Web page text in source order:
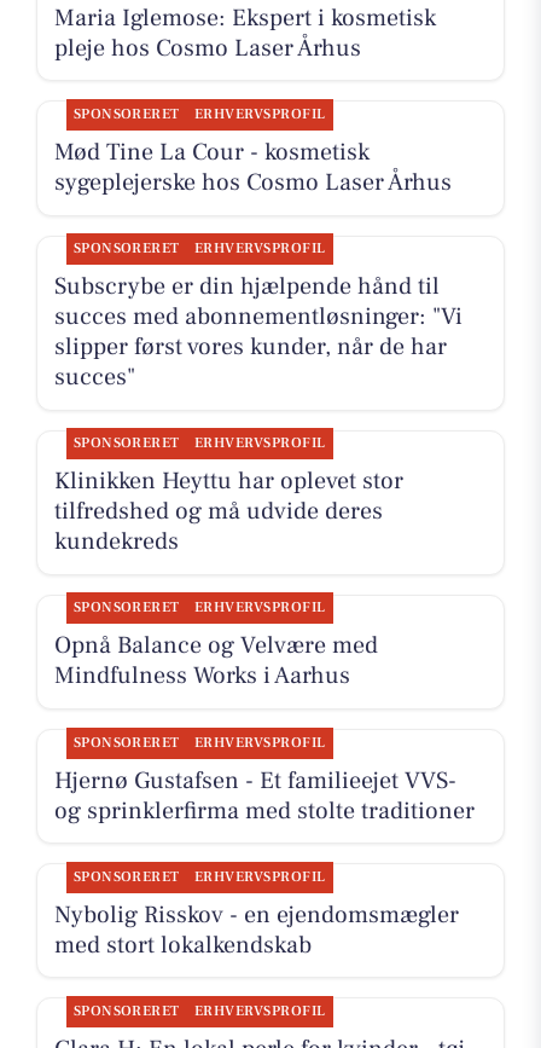
Maria Iglemose: Ekspert i kosmetisk
pleje hos Cosmo Laser Århus
SPONSORERET ERHVERVSPROFIL
Mød Tine La Cour - kosmetisk
sygeplejerske hos Cosmo Laser Århus
SPONSORERET ERHVERVSPROFIL
Subscrybe er din hjælpende hånd til
succes med abonnementløsninger: "Vi
slipper først vores kunder, når de har
succes"
SPONSORERET ERHVERVSPROFIL
Klinikken Heyttu har oplevet stor
tilfredshed og må udvide deres
kundekreds
SPONSORERET ERHVERVSPROFIL
Opnå Balance og Velvære med
Mindfulness Works i Aarhus
SPONSORERET ERHVERVSPROFIL
Hjernø Gustafsen - Et familieejet VVS-
og sprinklerfirma med stolte traditioner
SPONSORERET ERHVERVSPROFIL
Nybolig Risskov - en ejendomsmægler
med stort lokalkendskab
SPONSORERET ERHVERVSPROFIL